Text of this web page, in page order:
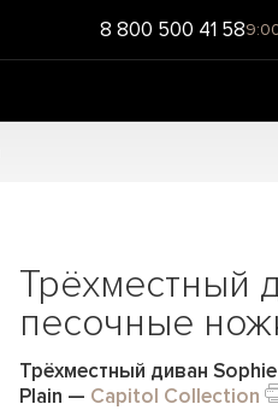
8 800 500 41 58
Трёхместный
песочные
Трёхместный диван
Plain — Capitol Collection